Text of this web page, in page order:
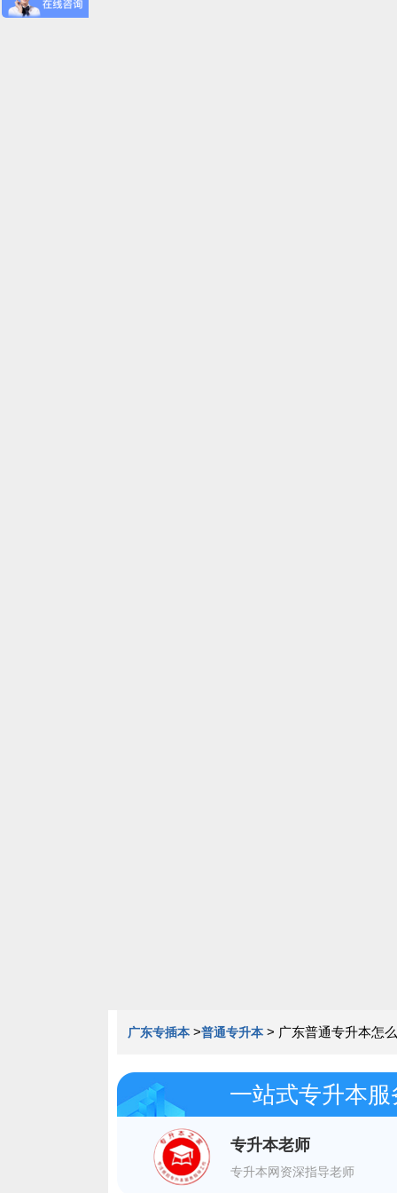
广东专插本 >普通专升本 > 广东普通专升本怎
一站式专升本
专升本老师
专升本网资深指导老师